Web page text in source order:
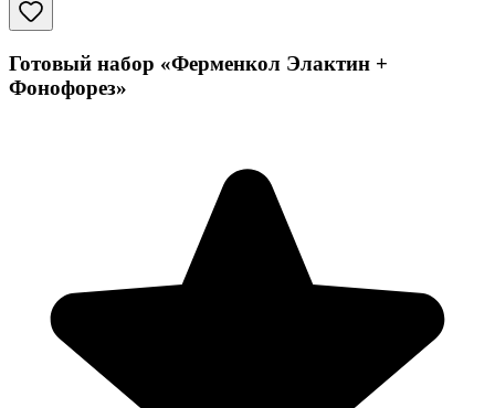
Готовый набор «Ферменкол Элактин +
Фонофорез»